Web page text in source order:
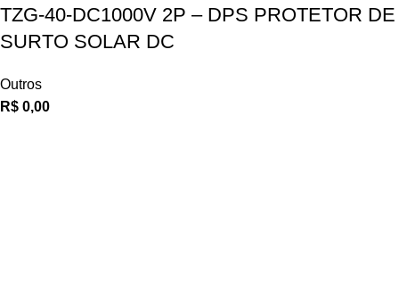
TZG-40-DC1000V 2P – DPS PROTETOR DE
SURTO SOLAR DC
Outros
R$ 0,00